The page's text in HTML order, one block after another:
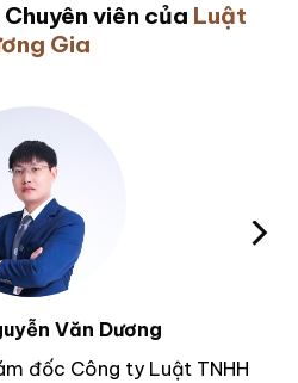
viên của Luật
Gia
Văn Dương
đốc Công ty Luật TNHH